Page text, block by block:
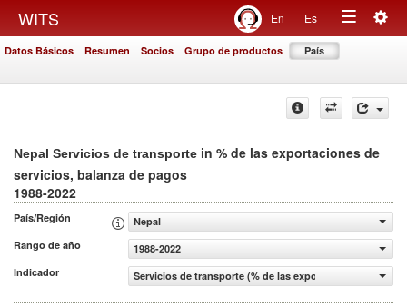
WITS En Es
Toggle
Datos Básicos Resumen Socios Grupo de productos País
Nepal Servicios de transporte in % de las exportaciones de
servicios, balanza de pagos
1988-2022
País/Región
Nepal
Rango de año
1988-2022
Indicador
Servicios de transporte (% de las exportaciones de